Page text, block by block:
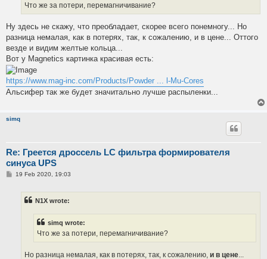
Что же за потери, перемагничивание?
Ну здесь не скажу, что преобладает, скорее всего понемногу... Но
разница немалая, как в потерях, так, к сожалению, и в цене... Оттого
везде и видим желтые кольца...
Вот у Magnetics картинка красивая есть:
https://www.mag-inc.com/Products/Powder ... l-Mu-Cores
Альсифер так же будет значитально лучше распыленки...
simq
Re: Греется дроссель LC фильтра формирователя
синуса UPS
P19 Feb 2020, 19:03
N1X wrote:
simq wrote:
Что же за потери, перемагничивание?
Но разница немалая, как в потерях, так, к сожалению, и в цене...